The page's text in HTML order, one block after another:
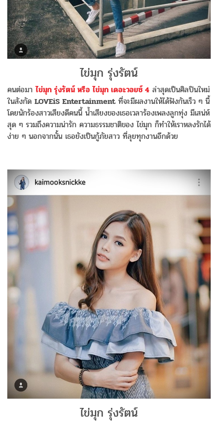
ไข่มุก รุ่งรัตน์
คนต่อมาไข่มุก รุ่งรัตน์ หรือ ไข่มุก เดอะวอยซ์ 4 ล่าสุดเป็นศิลปินใหม่
ในสังกัด LOVEiS Entertainmentที่จะมีผลงานให้ได้ฟังกันเร็ว ๆ นี้
โดยนักร้องสาวเสียงดีคนนี้ น้ำเสียงของเธอเวลาร้องเพลงลูกทุ่ง มีเสน่ห์
สุด ๆ รวมถึงความน่ารัก ความธรรมชาติของ ไข่มุก ก็ทำให้เราหลงรักได้
ง่าย ๆ นอกจากนั้น เธอยังเป็นกู้ภัยสาว ที่ลุยทุกงานอีกด้วย
ไข่มุก รุ่งรัตน์